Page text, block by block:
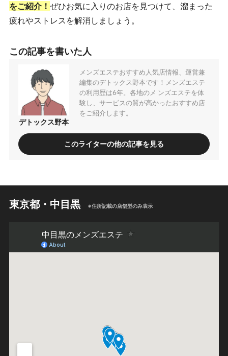
をご紹介！ ぜひお気に入りのお店を見つけて、溜まった
疲れやストレスを解消しましょう。
この記事を書いた人
デトックス野本
メンズエステおすすめ人気店情報、運営兼
編集のデトックス野本です！メンズエステ
の利用歴は6年。各地のメ ンズエステを体
験し、サービスの質が高かったおすすめ店
をご紹介します。
このライターの他の記事を見る
東京都・中目黒 ※住所記載の店舗型のみ表示